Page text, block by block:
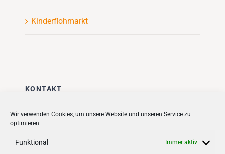
Wir verwenden Cookies, um unsere Website und unseren Service zu
optimieren.
Funktional Immer aktiv
Kinderflohmarkt
KONTAKT
Stadt + Handel City- und
Quartiersmanagement